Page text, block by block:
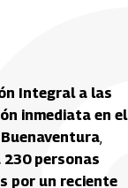
Integral a las
inmediata en el
,
230 personas
por un reciente